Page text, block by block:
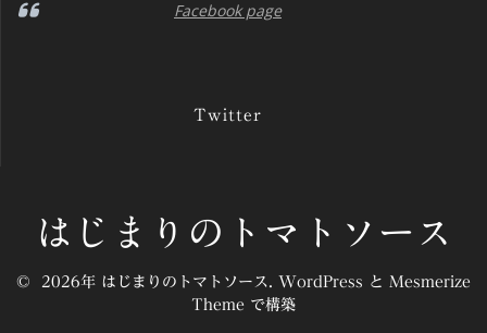
Facebook page
Twitter
はじまりのトマトソース
© 2026年 はじまりのトマトソース. WordPress と Mesmerize
Theme で構築